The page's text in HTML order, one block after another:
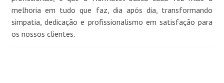
melhoria em tudo que faz, dia após dia, transformando
simpatia, dedicação e profissionalismo em satisfação para
os nossos clientes.